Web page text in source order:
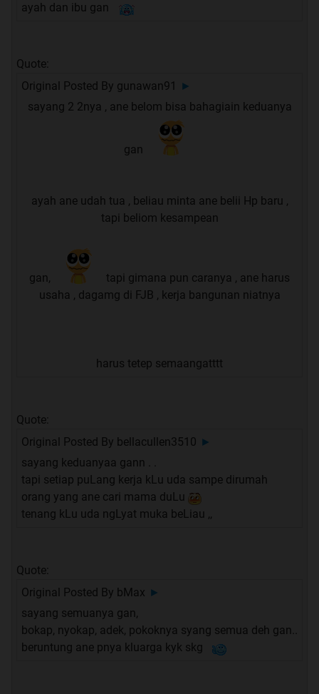
ayah dan ibu gan
Quote:
Original Posted By gunawan91
►
sayang 2 2nya , ane belom bisa bahagiain keduanya
gan
ayah ane udah tua , beliau minta ane belii Hp baru ,
tapi beliom kesampean
gan,
tapi gimana pun caranya , ane harus
usaha , dagamg di FJB , kerja bangunan niatnya
harus tetep semaangatttt
Quote:
Original Posted By bellacullen3510 ►
sayang keduanyaa gann . .
tapi setiap puLang kerja kLu uda sampe dirumah
orang yang ane cari mama duLu
tenang kLu uda ngLyat muka beLiau ,,
Quote:
Original Posted By bMax ►
sayang semuanya gan,
bokap, nyokap, adek, pokoknya syang semua deh gan..
beruntung ane pnya kluarga kyk skg